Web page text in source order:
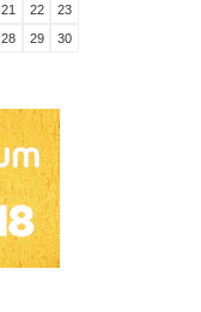
21 22
23
28 29
30